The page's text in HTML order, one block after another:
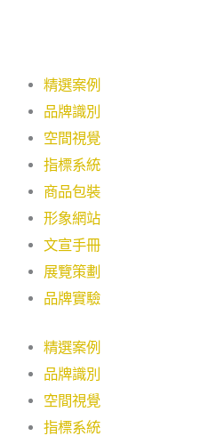
精選案例
品牌識別
空間視覺
指標系統
商品包裝
形象網站
文宣手冊
展覽策劃
品牌實驗
精選案例
品牌識別
空間視覺
指標系統